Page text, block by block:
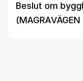
Beslut om
(MAGRAVÄGEN